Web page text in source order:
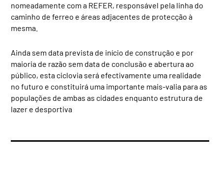
nomeadamente com a REFER, responsável pela linha do
caminho de ferreo e áreas adjacentes de protecção à
mesma.
Ainda sem data prevista de início de construção e por
maioria de razão sem data de conclusão e abertura ao
público, esta ciclovia será efectivamente uma realidade
no futuro e constituirá uma importante mais-valia para as
populações de ambas as cidades enquanto estrutura de
lazer e desportiva